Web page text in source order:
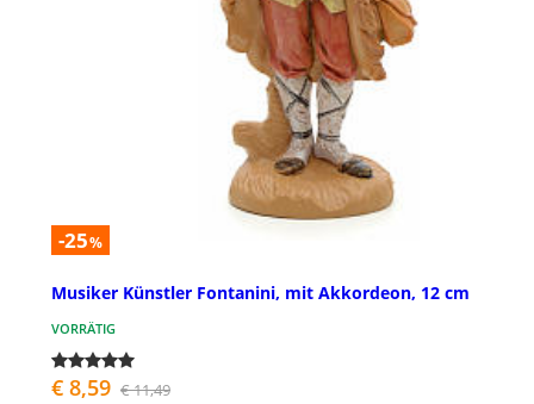
-25%
Musiker Künstler Fontanini, mit Akkordeon, 12 cm
VORRÄTIG
€ 8,59 € 11,49